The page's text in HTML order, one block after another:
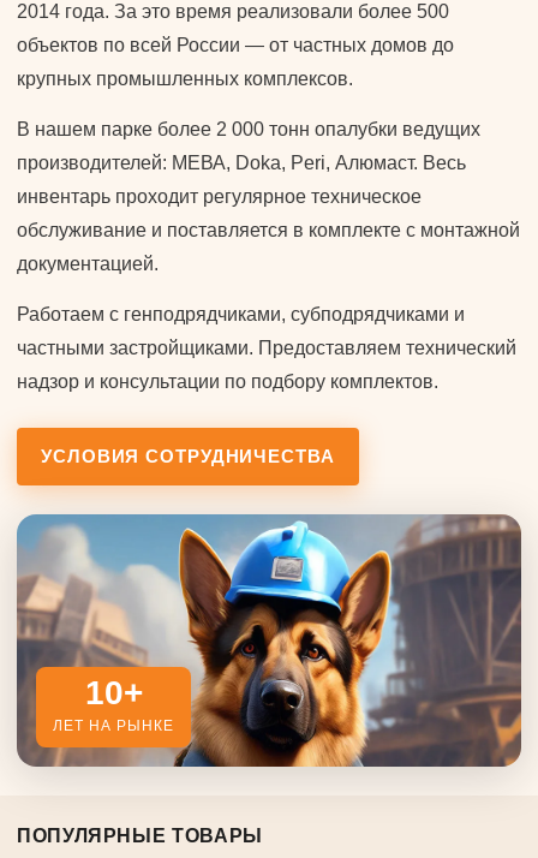
2014 года. За это время реализовали более 500
объектов по всей России — от частных домов до
крупных промышленных комплексов.
В нашем парке более 2 000 тонн опалубки ведущих
производителей: МЕВА, Doka, Peri, Алюмаст. Весь
инвентарь проходит регулярное техническое
обслуживание и поставляется в комплекте с монтажной
документацией.
Работаем с генподрядчиками, субподрядчиками и
частными застройщиками. Предоставляем технический
надзор и консультации по подбору комплектов.
УСЛОВИЯ СОТРУДНИЧЕСТВА
10+
ЛЕТ НА РЫНКЕ
ПОПУЛЯРНЫЕ ТОВАРЫ